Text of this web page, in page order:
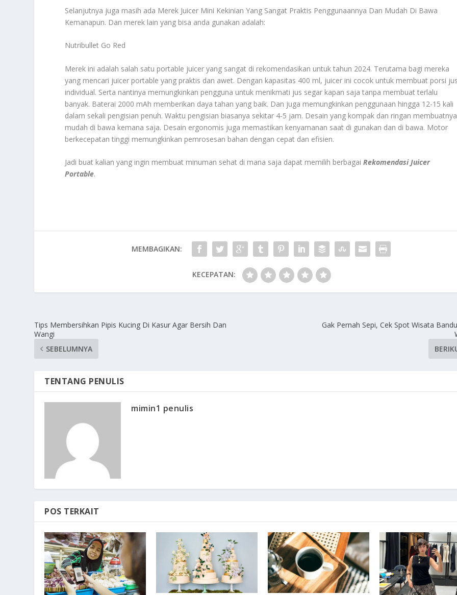
Selanjutnya juga masih ada Merek Juicer Mini Kekinian Yang Sangat Praktis Penggunaannya Dan Mudah Di Bawa
Kemanapun. Dan merek lain yang bisa anda gunakan adalah:
Nutribullet Go Red
Merek ini adalah salah satu portable juicer yang sangat di rekomendasikan untuk tahun 2024. Terutama bagi mereka
yang mencari juicer portable yang praktis dan awet. Dengan kapasitas 400 ml, juicer ini cocok untuk membuat porsi
individual. Serta nantinya memungkinkan pengguna untuk menikmati jus segar kapan saja tanpa membuat terlalu
banyak. Baterai 2000 mAh memberikan daya tahan yang baik. Dan juga memungkinkan penggunaan hingga 12-15 kali
dalam sekali pengisian penuh. Waktu pengisian biasanya sekitar 4-5 jam. Desain yang kompak dan ringan membuatnya
mudah di bawa kemana saja. Desain ergonomis juga memastikan kenyamanan saat di gunakan dan di bawa. Motor
berkecepatan tinggi memungkinkan pemrosesan bahan dengan cepat dan efisien.
Jadi buat kalian yang ingin membuat minuman sehat di mana saja dapat memilih berbagaiRekomendasi Juicer
Portable.
MEMBAGIKAN:
KECEPATAN:
Tips Membersihkan Pipis Kucing Di Kasur Agar Bersih Dan
Wangi
SEBELUMNYA
Gak Pernah Sepi, Cek Spot Wisata
TENTANG PENULIS
mimin1 penulis
POS TERKAIT